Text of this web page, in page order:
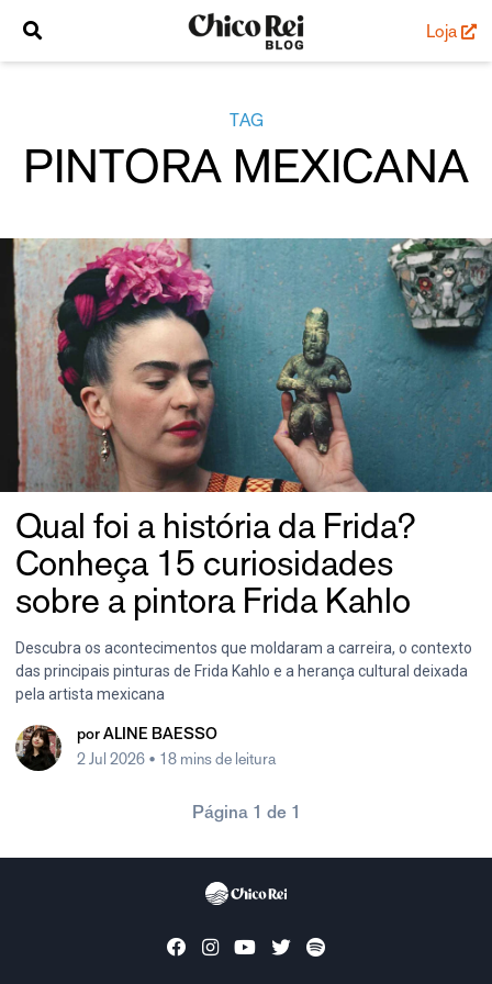
Loja
TAG
PINTORA MEXICANA
Qual foi a história da Frida?
Conheça 15 curiosidades
sobre a pintora Frida Kahlo
Descubra os acontecimentos que moldaram a carreira, o contexto
das principais pinturas de Frida Kahlo e a herança cultural deixada
pela artista mexicana
por ALINE BAESSO
2 Jul 2026 • 18 mins de leitura
Página 1 de 1